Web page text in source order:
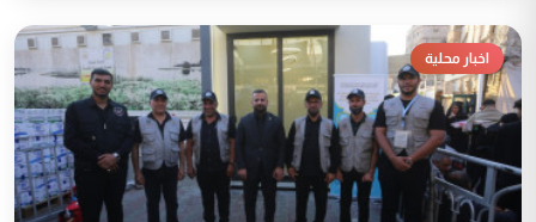
اخبار محلية